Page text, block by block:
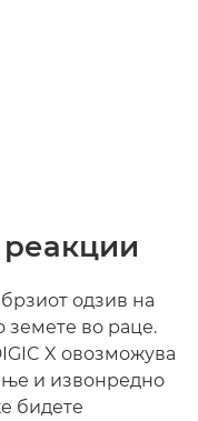
одзив на
земете во раце.
X овозможува
и извонредно
бидете